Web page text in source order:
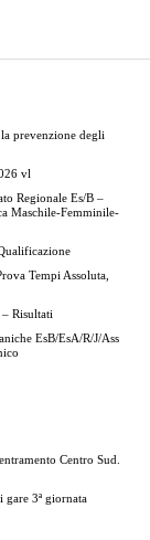
prevenzione degli
vl
Regionale Es/B –
Maschile-Femminile-
Tempi Assoluta,
Risultati
EsB/EsA/R/J/Ass
Centro Sud.
gare 3ª giornata